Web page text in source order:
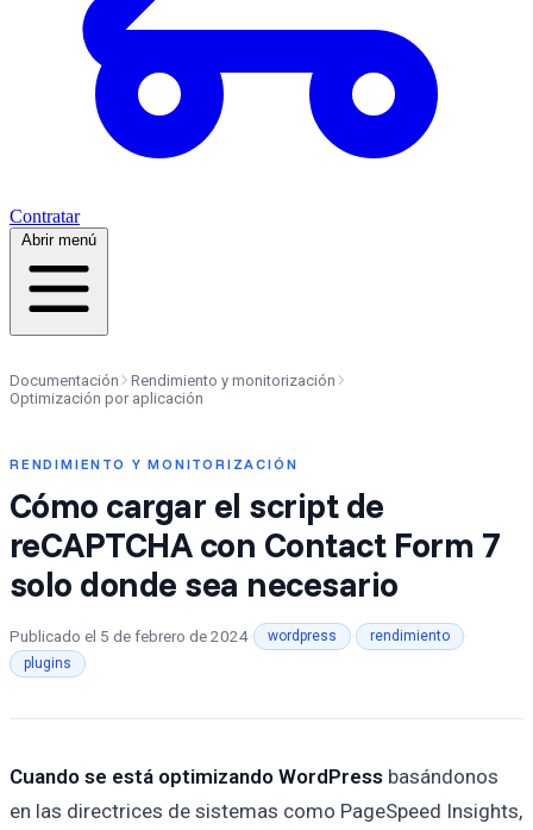
Contratar
Abrir menú
Documentación
Rendimiento y monitorización
Optimización por aplicación
RENDIMIENTO Y MONITORIZACIÓN
Cómo cargar el script de
reCAPTCHA con Contact Form 7
solo donde sea necesario
Publicado el 5 de febrero de 2024· wordpress · rendimiento ·
plugins
Cuando se está optimizando WordPress basándonos
en las directrices de sistemas como PageSpeed Insights,